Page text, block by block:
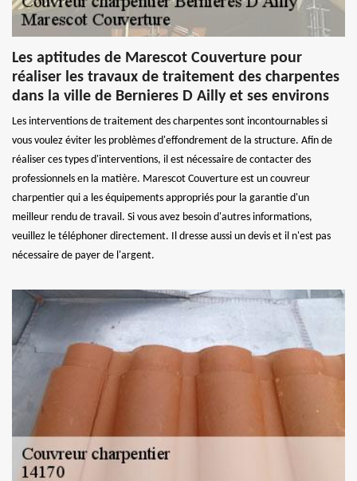
Les aptitudes de Marescot Couverture pour
réaliser les travaux de traitement des charpentes
dans la ville de Bernieres D Ailly et ses environs
Les interventions de traitement des charpentes sont incontournables si
vous voulez éviter les problèmes d'effondrement de la structure. Afin de
réaliser ces types d'interventions, il est nécessaire de contacter des
professionnels en la matière. Marescot Couverture est un couvreur
charpentier qui a les équipements appropriés pour la garantie d'un
meilleur rendu de travail. Si vous avez besoin d'autres informations,
veuillez le téléphoner directement. Il dresse aussi un devis et il n'est pas
nécessaire de payer de l'argent.